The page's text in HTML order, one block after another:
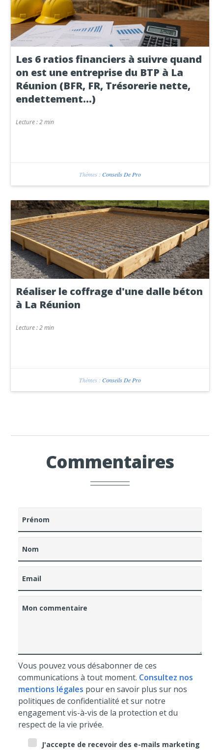
Les 6 ratios financiers à suivre quand
on est une entreprise du BTP à La
Réunion (BFR, FR, Trésorerie nette,
endettement…)
Lecture :2 min
Thèmes : Conseils De Pro
Réaliser le coffrage d'une dalle béton
à La Réunion
Lecture :2 min
Thèmes : Conseils De Pro
Commentaires
Prénom
Nom
Email
Mon commentaire
Vous pouvez vous désabonner de ces
communications à tout moment. Consultez nos
mentions légales pour en savoir plus sur nos
politiques de confidentialité et sur notre
engagement vis-à-vis de la protection et du
respect de la vie privée.
J'accepte de recevoir des e-mails marketing